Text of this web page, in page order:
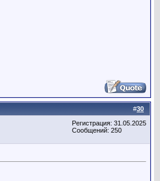
#30
Регистрация: 31.05.2025
Сообщений: 250